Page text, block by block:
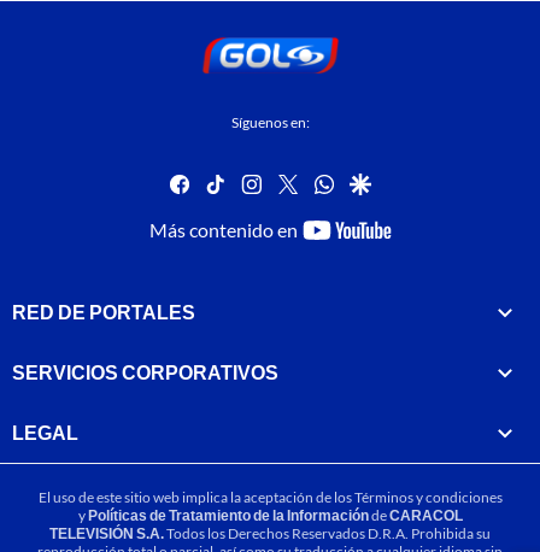
Síguenos en:
facebook
tiktok instagram
twitterwhatsapp
google
Más contenido en
youtube-
RED DE PORTALES
SERVICIOS CORPORATIVOS
LEGAL
El uso de este sitio web implica la aceptación de losTérminos y condiciones
yPolíticas de Tratamiento de la InformacióndeCARACOL
TELEVISIÓN S.A.Todos los Derechos Reservados D.R.A. Prohibida su